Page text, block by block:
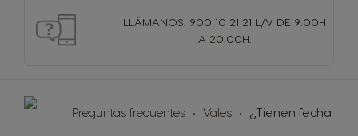
LLÁMANOS: 900 10 21 21 L/V DE 9:00H
A 20:00H.
Preguntas frecuentes Vales ¿Tienen fecha